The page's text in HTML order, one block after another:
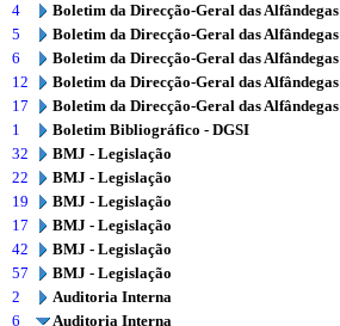
4
Boletim da Direcção-Geral das Alfândegas
5
Boletim da Direcção-Geral das Alfândegas
6
Boletim da Direcção-Geral das Alfândegas
12
Boletim da Direcção-Geral das Alfândegas
17
Boletim da Direcção-Geral das Alfândegas
1
Boletim Bibliográfico - DGSI
32
BMJ - Legislação
22
BMJ - Legislação
19
BMJ - Legislação
17
BMJ - Legislação
42
BMJ - Legislação
57
BMJ - Legislação
2
Auditoria Interna
6
Auditoria Interna